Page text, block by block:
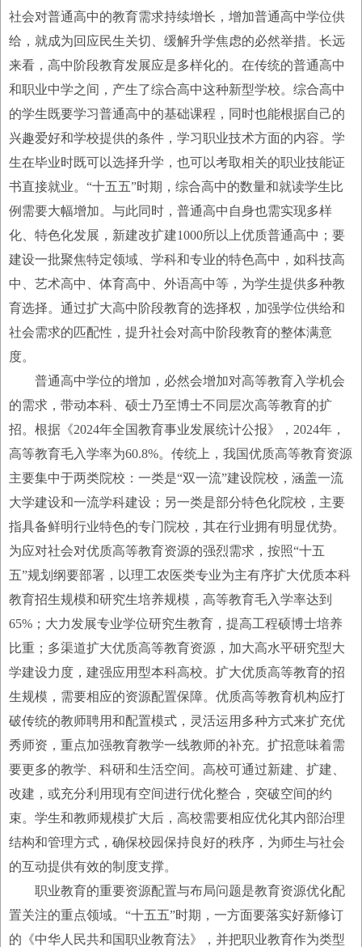
社会对普通高中的教育需求持续增长，增加普通高中学位供
给，就成为回应民生关切、缓解升学焦虑的必然举措。长远
来看，高中阶段教育发展应是多样化的。在传统的普通高中
和职业中学之间，产生了综合高中这种新型学校。综合高中
的学生既要学习普通高中的基础课程，同时也能根据自己的
兴趣爱好和学校提供的条件，学习职业技术方面的内容。学
生在毕业时既可以选择升学，也可以考取相关的职业技能证
书直接就业。“十五五”时期，综合高中的数量和就读学生比
例需要大幅增加。与此同时，普通高中自身也需实现多样
化、特色化发展，新建改扩建1000所以上优质普通高中；要
建设一批聚焦特定领域、学科和专业的特色高中，如科技高
中、艺术高中、体育高中、外语高中等，为学生提供多种教
育选择。通过扩大高中阶段教育的选择权，加强学位供给和
社会需求的匹配性，提升社会对高中阶段教育的整体满意
度。
普通高中学位的增加，必然会增加对高等教育入学机会
的需求，带动本科、硕士乃至博士不同层次高等教育的扩
招。根据《2024年全国教育事业发展统计公报》，2024年，
高等教育毛入学率为60.8%。传统上，我国优质高等教育资源
主要集中于两类院校：一类是“双一流”建设院校，涵盖一流
大学建设和一流学科建设；另一类是部分特色化院校，主要
指具备鲜明行业特色的专门院校，其在行业拥有明显优势。
为应对社会对优质高等教育资源的强烈需求，按照“十五
五”规划纲要部署，以理工农医类专业为主有序扩大优质本科
教育招生规模和研究生培养规模，高等教育毛入学率达到
65%；大力发展专业学位研究生教育，提高工程硕博士培养
比重；多渠道扩大优质高等教育资源，加大高水平研究型大
学建设力度，建强应用型本科高校。扩大优质高等教育的招
生规模，需要相应的资源配置保障。优质高等教育机构应打
破传统的教师聘用和配置模式，灵活运用多种方式来扩充优
秀师资，重点加强教育教学一线教师的补充。扩招意味着需
要更多的教学、科研和生活空间。高校可通过新建、扩建、
改建，或充分利用现有空间进行优化整合，突破空间的约
束。学生和教师规模扩大后，高校需要相应优化其内部治理
结构和管理方式，确保校园保持良好的秩序，为师生与社会
的互动提供有效的制度支撑。
职业教育的重要资源配置与布局问题是教育资源优化配
置关注的重点领域。“十五五”时期，一方面要落实好新修订
的《中华人民共和国职业教育法》，并把职业教育作为类型